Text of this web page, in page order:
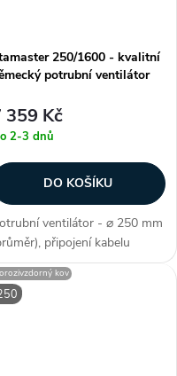
250/1600 - kvalitní
potrubní ventilátor
359 Kč
2-3 dnů
DO KOŠÍKU
ventilátor - ⌀ 250 mm
připojení kabelu
na horní straně),
konstrukce,
ložiska, max. průtok
kov